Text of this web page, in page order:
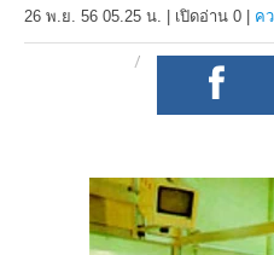
26 พ.ย. 56 05.25 น. เปิดอ่าน 0 ค